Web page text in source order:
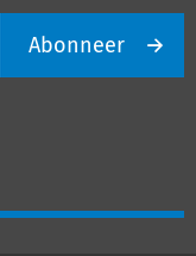
Abonneer